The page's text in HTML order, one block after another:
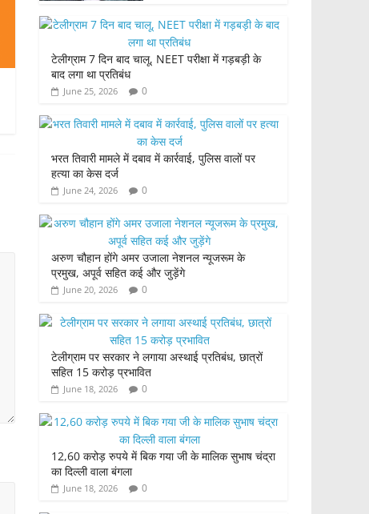
टेलीग्राम 7 दिन बाद चालू, NEET परीक्षा में गड़बड़ी के
बाद लगा था प्रतिबंध
June 25, 2026 0
भरत तिवारी मामले में दबाव में कार्रवाई, पुलिस वालों पर
हत्या का केस दर्ज
June 24, 2026 0
अरुण चौहान होंगे अमर उजाला नेशनल न्यूजरूम के
प्रमुख, अपूर्व सहित कई और जुड़ेंगे
June 20, 2026 0
टेलीग्राम पर सरकार ने लगाया अस्थाई प्रतिबंध, छात्रों
सहित 15 करोड़ प्रभावित
June 18, 2026 0
12,60 करोड़ रुपये में बिक गया जी के मालिक सुभाष चंद्रा
का दिल्ली वाला बंगला
June 18, 2026 0